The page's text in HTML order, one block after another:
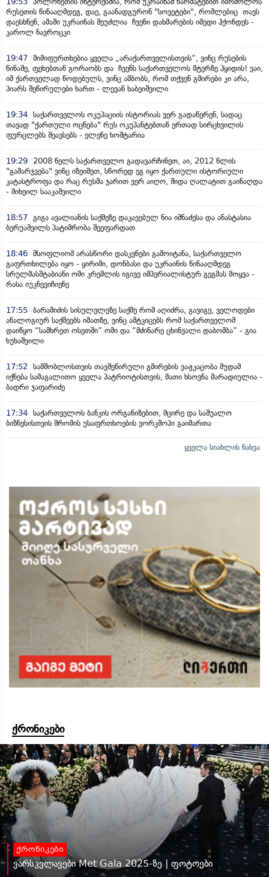
რუსეთის წინააღმდეგ, დაე, გაანადგურონ "სოვეტები", რომლებიც თავს
დაესხნენ, ამაში უკრაინას შეუძლია ჩვენი დახმარების იმედი ჰქონდეს -
კაროლ ნავროცკი
19:47 მიმიფურთხებია ყველა „არაქართველისთვის“, ვინც რუსების
წინაშე, ფეხებთან გორაობს და ჩვენს საქართველოს მტერზე ჰყიდის! ვაი,
იმ ქართველად წოდებულს, ვინც ამბობს, რომ თქვენ გმირები კი არა,
პიარს შეწირულები ხართ - ლევან ხაბეიშვილი
19:34 საქართველოს ოკუპაციის ისტორიას ვერ გადაწერენ, სადაც
თავად "ქართული ოცნება" რუს ოკუპანტებთან ერთად სირცხვილის
ფურცლებს შეავსებს - ელენე ხოშტარია
19:29
2008 წელს საქართველო გადავარჩინეთ, აი, 2012 წლის
"გამარჯვება" ვინც იზეიმეთ, სწორედ ეგ იყო ქართული ისტორიული
კატასტროფა და რაც რუსმა ჯარით ვერ აიღო, შიდა ღალატით გაინაღდა
- მიხეილ სააკაშვილი
18:57 გიგა ავალიანის საქმეზე დაკავებულ ნია იმნაძესა და ანასტასია
ბერუაშვილს პატიმრობა შეეფარდათ
18:46 მსოფლიომ არასწორი დასკვნები გამოიტანა, საქართველო
გაფრთხილება იყო - ყირიმი, დონბასი და უკრაინის წინააღმდეგ
სრულმასშტაბიანი ომი კრემლის იგივე იმპერიალისტურ გეგმას მოყვა -
რასა იუკნევიჩიენე
17:55 ბარამიძის სისულელეზე საქმე რომ აღიძრა, გავიგე, ველოდები
ანალოგიურ საქმეებს იმათზე, ვინც ამტკიცებს რომ საქართველომ
დაიწყო “სამხრეთ ოსეთში” ომი და “მძინარე ცხინვალი დაბომბა” - გია
ხუხაშვილი
17:52
სამშობლოსთვის თავშეწირული გმირების ვაჟკაცობა მუდამ
იქნება სამაგალითო ყველა პატრიოტისთვის, მათი ხსოვნა მარადიულია -
ბადრი ჯაფარიძე
17:34 საქართველოს ბანკის ორგანიზებით, მცირე და საშუალო
ბიზნესისთვის შრომის უსაფრთხოების ვორკშოპი გაიმართა
ყველა სიახლის ნახვა
ქრონიკები
ქრონიკები
ვარსკვლავები Met Gala 2025-ზე | ფოტოები